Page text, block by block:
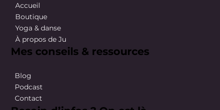
Accueil
Boutique
Yoga & danse
À propos de Ju
Mes conseils & ressources
Blog
Podcast
Contact